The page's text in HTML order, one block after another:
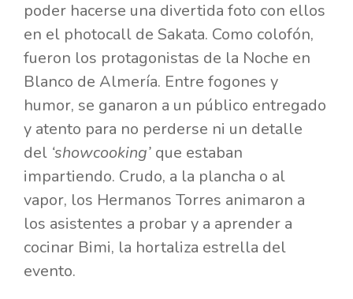
poder hacerse una divertida foto con ellos
en el photocall de Sakata. Como colofón,
fueron los protagonistas de la Noche en
Blanco de Almería. Entre fogones y
humor, se ganaron a un público entregado
y atento para no perderse ni un detalle
del ‘showcooking’ que estaban
impartiendo. Crudo, a la plancha o al
vapor, los Hermanos Torres animaron a
los asistentes a probar y a aprender a
cocinar Bimi, la hortaliza estrella del
evento.